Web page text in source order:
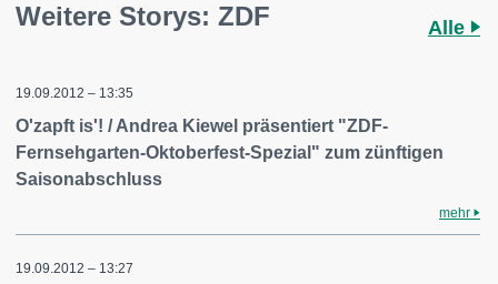
Weitere Storys: ZDF Alle
19.09.2012 – 13:35
O'zapft is'! / Andrea Kiewel präsentiert "ZDF-
Fernsehgarten-Oktoberfest-Spezial" zum zünftigen
Saisonabschluss
mehr
19.09.2012 – 13:27